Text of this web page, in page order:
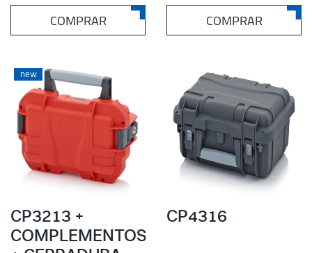
COMPRAR COMPRAR
new
CP3213 +
COMPLEMENTOS
CP4316